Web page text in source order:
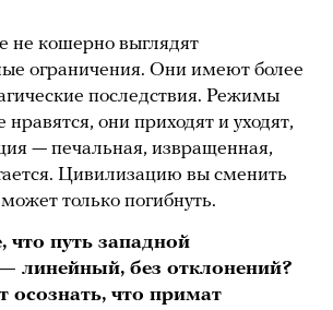
не кошерно выглядят
ограничения. Они имеют более
последствия. Режимы
нравятся, они приходят и уходят,
— печальная, извращенная,
Цивилизацию вы сменить
только погибнуть.
путь западной
линейный, без отклонений?
осознать, что примат